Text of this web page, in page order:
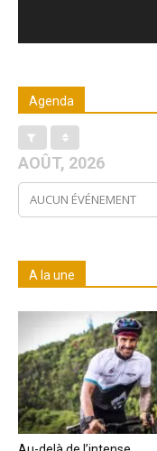
Agenda
AOÛT, 2026
AUCUN ÉVÉNEMENT
A la une